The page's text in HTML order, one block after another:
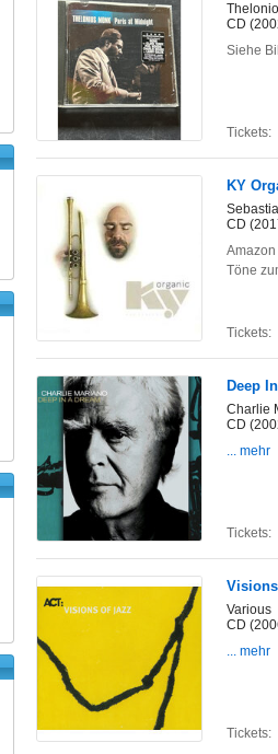
CD
Siehe
Tickets:
KY
CD
Töne
Tickets:
Deep
Charlie
CD
... mehr
Tickets:
Various
CD
... mehr
Tickets: